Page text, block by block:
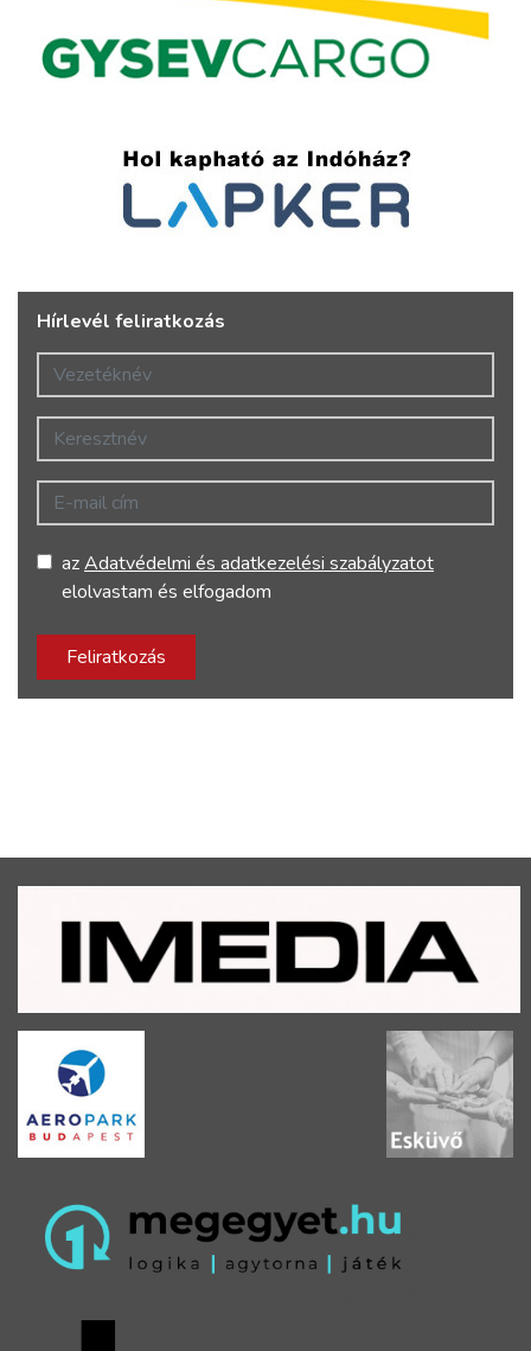
Hírlevél feliratkozás
Vezetéknév
Keresztnév
E-mail cím
azAdatvédelmi és adatkezelési szabályzatot
elolvastam és elfogadom
Feliratkozás